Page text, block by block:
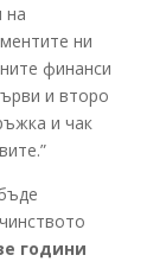
на
ни
финанси
и второ
и чак
години